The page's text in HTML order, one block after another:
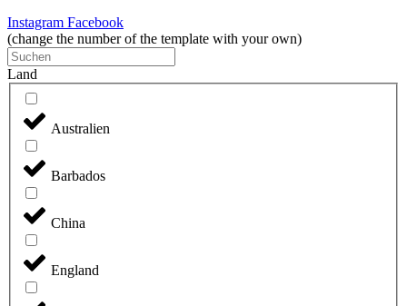
Instagram Facebook
(change the number of the template with your own)
Land
Australien
Barbados
China
England